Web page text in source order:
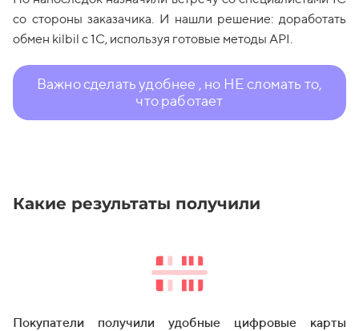
со стороны заказачика. И нашли решение: доработать
обмен kilbil с 1С, используя готовые методы API.
Важно сделать удобнее , но НЕ сломать то,
что работает
Какие результаты получили
Покупатели получили удобные цифровые карты